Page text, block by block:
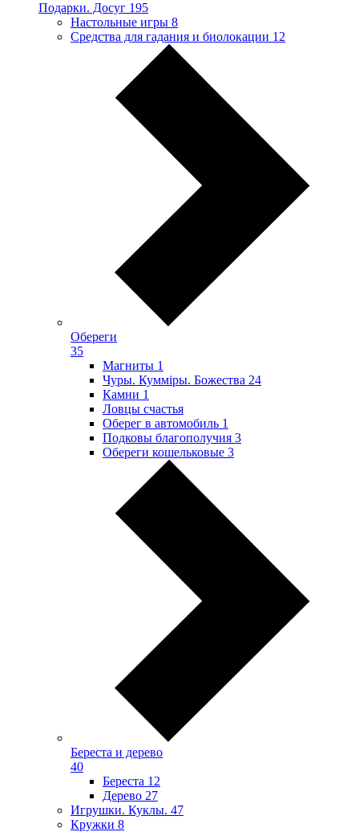
Подарки. Досуг 195
Настольные игры 8
Средства для гадания и биолокации 12
Обереги
35
Магниты 1
Чуры. Куммiры. Божества 24
Камни 1
Ловцы счастья
Оберег в автомобиль 1
Подковы благополучия 3
Обереги кошельковые 3
Береста и дерево
40
Береста 12
Дерево 27
Игрушки. Куклы. 47
Кружки 8